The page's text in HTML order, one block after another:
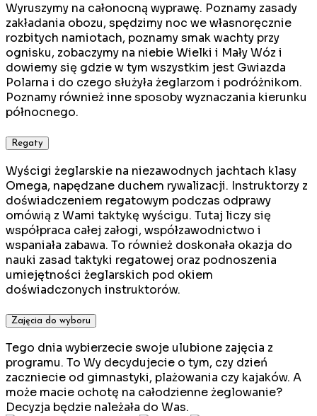
Wyruszymy na całonocną wyprawę. Poznamy zasady
zakładania obozu, spędzimy noc we własnoręcznie
rozbitych namiotach, poznamy smak wachty przy
ognisku, zobaczymy na niebie Wielki i Mały Wóz i
dowiemy się gdzie w tym wszystkim jest Gwiazda
Polarna i do czego służyła żeglarzom i podróżnikom.
Poznamy również inne sposoby wyznaczania kierunku
północnego.
Regaty
Wyścigi żeglarskie na niezawodnych jachtach klasy
Omega, napędzane duchem rywalizacji. Instruktorzy z
doświadczeniem regatowym podczas odprawy
omówią z Wami taktykę wyścigu. Tutaj liczy się
współpraca całej załogi, współzawodnictwo i
wspaniała zabawa. To również doskonała okazja do
nauki zasad taktyki regatowej oraz podnoszenia
umiejętności żeglarskich pod okiem
doświadczonych instruktorów.
Zajęcia do wyboru
Tego dnia wybierzecie swoje ulubione zajęcia z
programu. To Wy decydujecie o tym, czy dzień
zaczniecie od gimnastyki, plażowania czy kajaków. A
może macie ochotę na całodzienne żeglowanie?
Decyzja będzie należała do Was.